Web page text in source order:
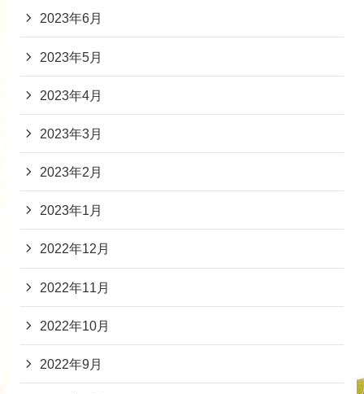
2023年6月
2023年5月
2023年4月
2023年3月
2023年2月
2023年1月
2022年12月
2022年11月
2022年10月
2022年9月